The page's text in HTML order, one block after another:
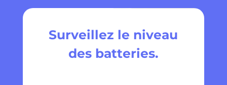
Surveillez le niveau
des batteries.